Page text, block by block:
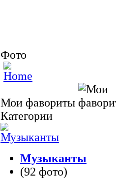
Фото
Мои фавориты
Категории
Музыканты
(92 фото)